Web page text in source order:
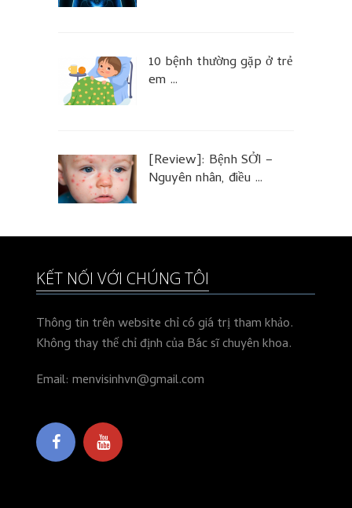
10 bệnh thường gặp ở trẻ
em …
[Review]: Bệnh SỞI –
Nguyên nhân, điều …
KẾT NỐI VỚI CHÚNG TÔI
Thông tin trên website chỉ có giá trị tham khảo.
Không thay thế chỉ định của Bác sĩ chuyên khoa.
Email: menvisinhvn@gmail.com